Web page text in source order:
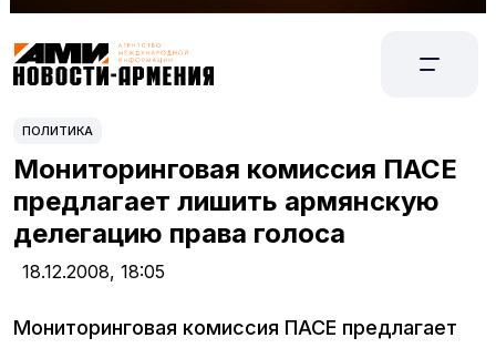
ПОЛИТИКА
Мониторинговая комиссия ПАСЕ
предлагает лишить армянскую
делегацию права голоса
18.12.2008, 18:05
Мониторинговая комиссия ПАСЕ предлагает